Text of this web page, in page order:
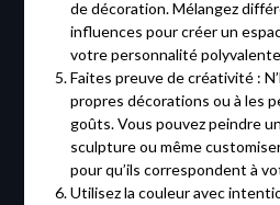
de décoration. Mélangez
influences pour créer un
votre personnalité
Faites preuve de créativité :
propres décorations ou à les
goûts. Vous pouvez peindre
sculpture ou même
pour qu’ils correspondent à
Utilisez la couleur avec